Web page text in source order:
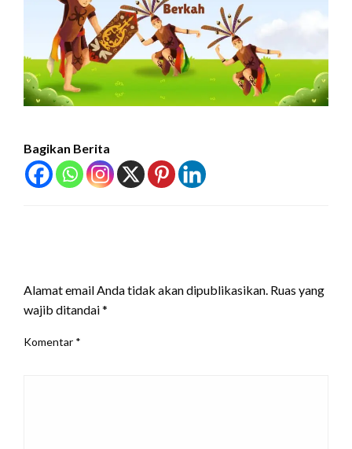
Bagikan Berita
Alamat email Anda tidak akan dipublikasikan. Ruas yang
wajib ditandai*
Komentar *